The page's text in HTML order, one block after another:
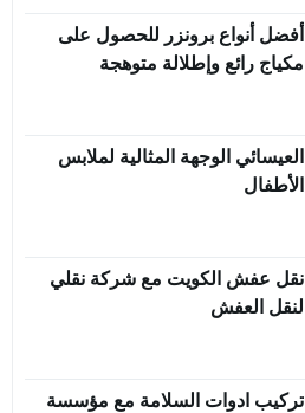
أفضل أنواع برونزر للحصول على
مكياج رائع وإطلالة متوهجة
العيسائي الوجهة المثالية لملابس
الأطفال
نقل عفش الكويت مع شركة نقلي
لنقل العفش
تركيب ادوات السلامة مع مؤسسة